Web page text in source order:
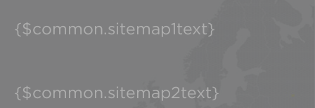
{$common.sitemap1text}
{$common.sitemap2text}